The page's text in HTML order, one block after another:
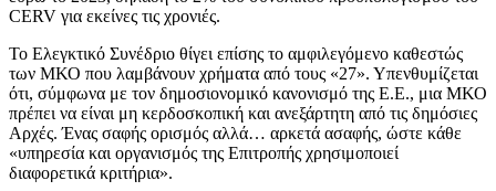
CERV για εκείνες τις χρονιές.
Το Ελεγκτικό Συνέδριο θίγει επίσης το αμφιλεγόμενο καθεστώς
των ΜΚΟ που λαμβάνουν χρήματα από τους «27». Υπενθυμίζεται
ότι, σύμφωνα με τον δημοσιονομικό κανονισμό της Ε.Ε., μια ΜΚΟ
πρέπει να είναι μη κερδοσκοπική και ανεξάρτητη από τις δημόσιες
Αρχές. Ένας σαφής ορισμός αλλά… αρκετά ασαφής, ώστε κάθε
«υπηρεσία και οργανισμός της Επιτροπής χρησιμοποιεί
διαφορετικά κριτήρια».